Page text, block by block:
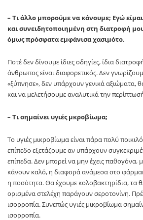
– Τι άλλο μπορούμε να κάνουμε; Εγώ
και συνειδητοποιημένη στη διατροφή
όμως πρόσφατα εμφάνισα χασιμότο.
Ποτέ δεν δίνουμε ίδιες οδηγίες, ίδια
άνθρωπος είναι διαφορετικός. Δεν
«ξύπνησε», δεν υπάρχουν γενικά αξιώματα,
και να μελετήσουμε αναλυτικά την
– Τι σημαίνει υγιές μκροβίωμα;
Το υγιές μικροβίωμα είναι πάρα πολύ
επίπεδο εξετάζουμε αν υπάρχουν
επίπεδα. Δεν μπορεί να μην έχεις παθογόνα,
κάνουν καλό, η διαφορά ανάμεσα στο
η ποσότητα. Θα έχουμε κολοβακτηρίδια, τα
ορισμένα στελέχη παράγουν σεροτονίνη.
ισορροπία. Συνεπώς υγιές μικροβίωμα
ισορροπία.